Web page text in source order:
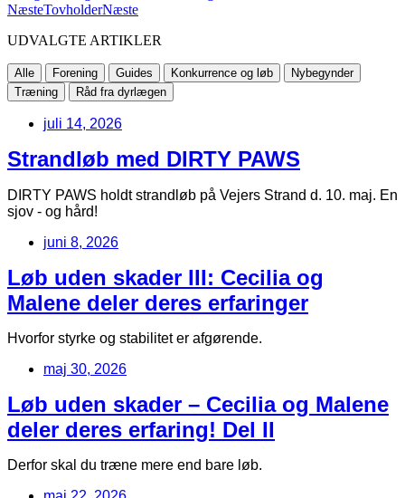
NæsteTovholderNæste
UDVALGTE ARTIKLER
Alle Forening Guides Konkurrence og løb
Nybegynder
Træning
Råd fra dyrlægen
juli 14, 2026
Strandløb med DIRTY PAWS
DIRTY PAWS holdt strandløb på Vejers Strand d. 10. maj. En
sjov - og hård!
juni 8, 2026
Løb uden skader III: Cecilia og
Malene deler deres erfaringer
Hvorfor styrke og stabilitet er afgørende.
maj 30, 2026
Løb uden skader – Cecilia og Malene
deler deres erfaring! Del II
Derfor skal du træne mere end bare løb.